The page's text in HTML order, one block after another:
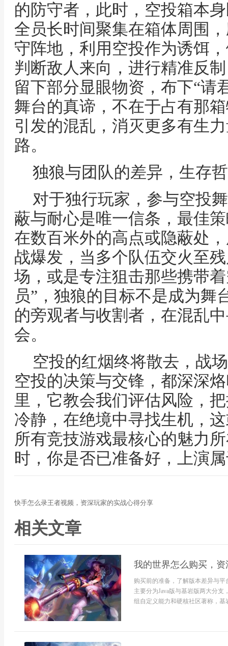
的防守者，此时，空投箱本
全员长时间聚集在箱体周围
守阵地，利用空投作为诱饵
判断敌人来向，进行精准反
留下部分显眼物资，布下“请
舞台的真谛，不在于占有那
引发的混乱，消灭更多有生
路。
独狼与团队的差异，生存
对于独行玩家，参与空投
蔽与耐心是唯一信条，最佳
在数百米外的高点或隐蔽处
战爆发，当多个队伍交火至
场，或是专注狙击那些携带
员”，独狼的目标不是成为舞
的旁观者与收割者，在混乱
会。
空投的红烟终将散去，战
空投的决策与交锋，都深深
里，它教会我们评估风险，
冷静，在绝境中寻找生机，
所有竞技游戏最核心的魅力
时，你是否已准备好，上演
快手怎么录王者视频，资深玩家的实战心得分享
相关文章
我的世界怎么购买，
购买前的准备，了解版本差异与
主要分为Java版与基岩版两大分
组自定义能力和硬核社区著称，